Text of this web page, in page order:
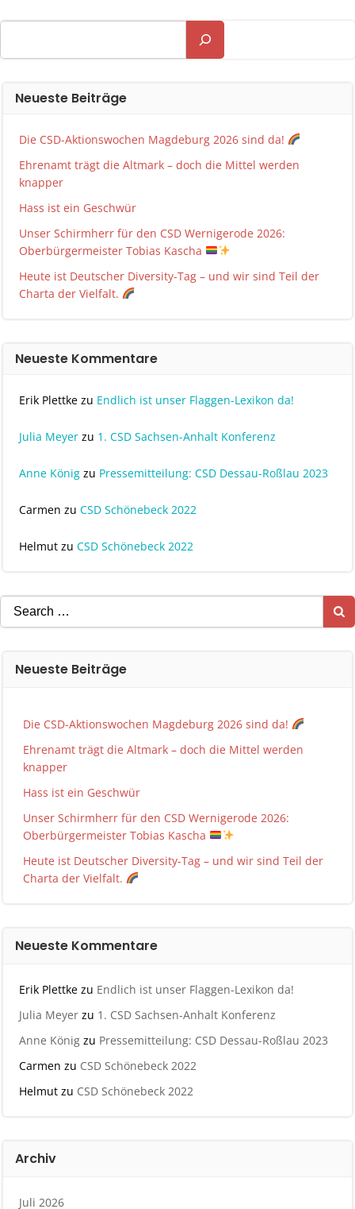
Suchen
Neueste Beiträge
Die CSD-Aktionswochen Magdeburg 2026 sind da!
Ehrenamt trägt die Altmark – doch die Mittel werden
knapper
Hass ist ein Geschwür
Unser Schirmherr für den CSD Wernigerode 2026:
Oberbürgermeister Tobias Kascha
Heute ist Deutscher Diversity-Tag – und wir sind Teil der
Charta der Vielfalt.
Neueste Kommentare
Erik Plettke zu Endlich ist unser Flaggen-Lexikon da!
Julia Meyer zu 1. CSD Sachsen-Anhalt Konferenz
Anne König zu Pressemitteilung: CSD Dessau-Roßlau 2023
Carmen zu CSD Schönebeck 2022
Helmut zu CSD Schönebeck 2022
Search
for:
Neueste Beiträge
Die CSD-Aktionswochen Magdeburg 2026 sind da!
Ehrenamt trägt die Altmark – doch die Mittel werden
knapper
Hass ist ein Geschwür
Unser Schirmherr für den CSD Wernigerode 2026:
Oberbürgermeister Tobias Kascha
Heute ist Deutscher Diversity-Tag – und wir sind Teil der
Charta der Vielfalt.
Neueste Kommentare
Erik Plettke zu Endlich ist unser Flaggen-Lexikon da!
Julia Meyer zu 1. CSD Sachsen-Anhalt Konferenz
Anne König zu Pressemitteilung: CSD Dessau-Roßlau 2023
Carmen zu CSD Schönebeck 2022
Helmut zu CSD Schönebeck 2022
Archiv
Juli 2026